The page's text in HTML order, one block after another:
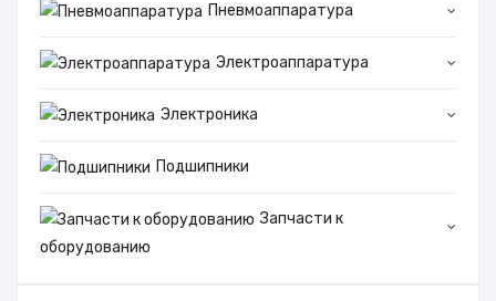
Пневмоаппаратура
Электроаппаратура
Электроника
Подшипники
Запчасти к
оборудованию